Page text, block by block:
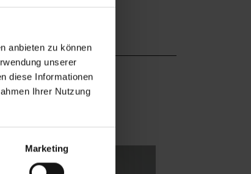
anbieten zu können
unserer
diese Informationen
Ihrer Nutzung
Marketing